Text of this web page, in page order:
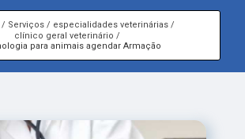
Serviços
especialidades veterinárias
clínico geral veterinário
para animais agendar Armação